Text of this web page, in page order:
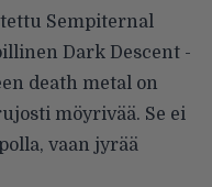
Sempiternal
Dark Descent -
death metal on
möyrivää. Se ei
vaan jyrää